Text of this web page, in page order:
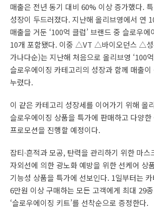
매출은 전년 동기 대비 60% 이상 증가했다.
성장이 두드러졌다. 지난해 올리브영에서 연
매출을 거둔 ‘100억 클럽’ 브랜드 중 슬로우
10개 포함됐다. 이중 △VT △바이오던스 △성
가나다순)는 지난해 처음으로 올리브영 ‘100
슬로우에이징 카테고리의 성장과 함께 매출
누렸다.
이 같은 카테고리 성장세를 이어가기 위해 올
슬로우에이징 상품을 특가에 판매하고 다양
프로모션을 진행할 예정이다.
잡티∙흔적과 모공, 탄력을 관리하기 위한 마
자외선에 의한 광노화 예방을 위한 선케어 상
기능성 상품을 특가에 선보인다. 1일부터는
6만원 이상 구매하는 모든 고객에게 최대 29
‘슬로우에이징 키트’를 선착순으로 증정한다.